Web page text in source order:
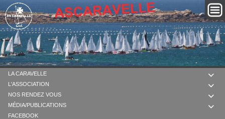

LA CARAVELLE

L'ASSOCIATION

NOS RENDEZ VOUS

MÉDIA/PUBLICATIONS
FACEBOOK